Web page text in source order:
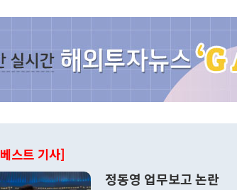
스트 기사]
정동영 업무보고 논란